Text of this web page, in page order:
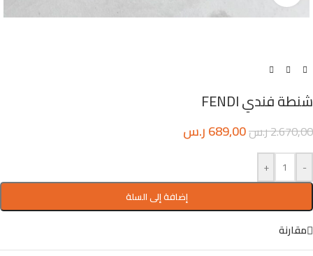
شنطة فندي FENDI
2.670,00ر.س689,00ر.س
-
+
إضافة إلى السلة
مقارنة